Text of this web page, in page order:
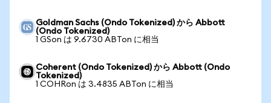
Goldman Sachs (Ondo Tokenized) から Abbott
(Ondo Tokenized)
1 GSon は 9.6730 ABTon に相当
Coherent (Ondo Tokenized) から Abbott (Ondo
Tokenized)
1 COHRon は 3.4835 ABTon に相当